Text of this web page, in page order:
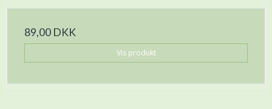
89,00 DKK
Vis produkt